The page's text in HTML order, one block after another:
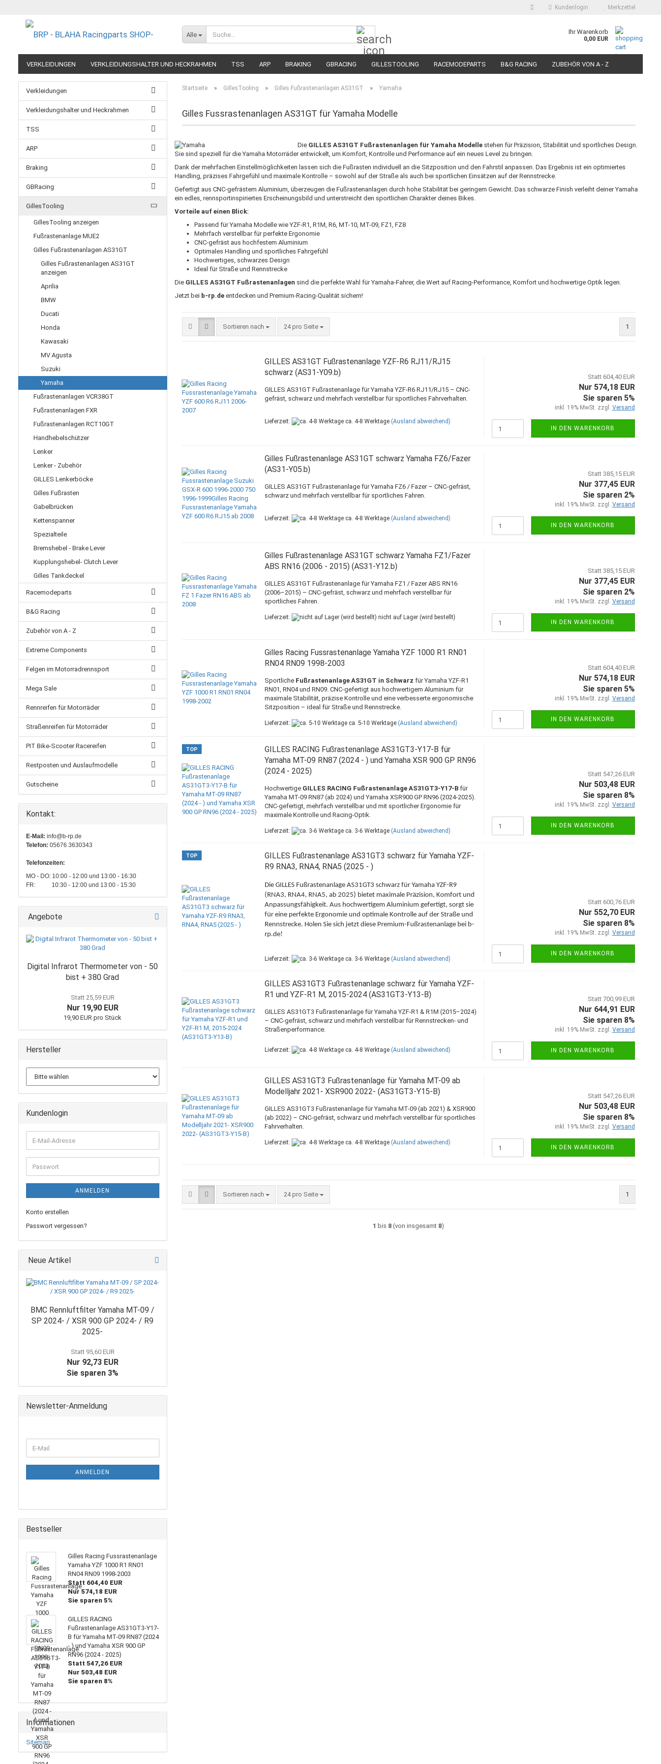
Kundenlogin
Konto erstellen
Passwort vergessen?
Merkzettel
Alle Ihr Warenkorb
0,00 EUR
VERKLEIDUNGEN VERKLEIDUNGSHALTER UND HECKRAHMEN TSS ARP BRAKING GBRACING GILLESTOOLING RACEMODEPARTS B&G RACING ZUBEHÖR VON A - Z
EXTREME COMPONENTS FELGEN IM MOTORRADRENNSPORT MEGA SALE RENNREIFEN FÜR MOTORRÄDER STRASSENREIFEN FÜR MOTORRÄDER
Startseite » GillesTooling » Gilles Fußrastenanlagen AS31GT » Yamaha
Gilles Fussrastenanlagen AS31GT für Yamaha Modelle
Die GILLES AS31GT Fußrastenanlagen für Yamaha Modellestehen für Präzision, Stabilität und sportliches Design.
Sie sind speziell für die Yamaha Motorräder entwickelt, um Komfort, Kontrolle und Performance auf ein neues Level zu bringen.
Dank der mehrfachen Einstellmöglichkeiten lassen sich die Fußrasten individuell an die Sitzposition und den Fahrstil anpassen. Das Ergebnis ist ein optimiertes
Handling, präzises Fahrgefühl und maximale Kontrolle – sowohl auf der Straße als auch bei sportlichen Einsätzen auf der Rennstrecke.
Gefertigt aus CNC-gefrästem Aluminium, überzeugen die Fußrastenanlagen durch hohe Stabilität bei geringem Gewicht. Das schwarze Finish verleiht deiner Yamaha
ein edles, rennsportinspiriertes Erscheinungsbild und unterstreicht den sportlichen Charakter deines Bikes.
Vorteile auf einen Blick:
Passend für Yamaha Modelle wie YZF-R1, R1M, R6, MT-10, MT-09, FZ1, FZ8
Mehrfach verstellbar für perfekte Ergonomie
CNC-gefräst aus hochfestem Aluminium
Optimales Handling und sportliches Fahrgefühl
Hochwertiges, schwarzes Design
Ideal für Straße und Rennstrecke
Die GILLES AS31GT Fußrastenanlagen sind die perfekte Wahl für Yamaha-Fahrer, die Wert auf Racing-Performance, Komfort und hochwertige Optik legen.
Jetzt bei b-rp.deentdecken und Premium-Racing-Qualität sichern!
Sortieren nach
Sortieren nach 24 pro Seite
pro Seite 1
GILLES AS31GT Fußrastenanlage YZF-R6 RJ11/RJ15
schwarz (AS31-Y09.b)
GILLES AS31GT Fußrastenanlage für Yamaha YZF-R6 RJ11/RJ15 – CNC-
gefräst, schwarz und mehrfach verstellbar für sportliches Fahrverhalten.
Lieferzeit: ca. 4-8 Werktage (Ausland abweichend)
Statt 604,40 EUR
Nur 574,18 EUR
Sie sparen 5%
inkl. 19% MwSt. zzgl. Versand
IN DEN WARENKORB
Gilles Fußrastenanlage AS31GT schwarz Yamaha FZ6/Fazer
(AS31-Y05.b)
GILLES AS31GT Fußrastenanlage für Yamaha FZ6 / Fazer – CNC-gefräst,
schwarz und mehrfach verstellbar für sportliches Fahren.
Lieferzeit: ca. 4-8 Werktage (Ausland abweichend)
Statt 385,15 EUR
Nur 377,45 EUR
Sie sparen 2%
inkl. 19% MwSt. zzgl. Versand
IN DEN WARENKORB
Gilles Fußrastenanlage AS31GT schwarz Yamaha FZ1/Fazer
ABS RN16 (2006 - 2015) (AS31-Y12.b)
GILLES AS31GT Fußrastenanlage für Yamaha FZ1 / Fazer ABS RN16
(2006–2015) – CNC-gefräst, schwarz und mehrfach verstellbar für
sportliches Fahren.
Lieferzeit: nicht auf Lager (wird bestellt)
Statt 385,15 EUR
Nur 377,45 EUR
Sie sparen 2%
inkl. 19% MwSt. zzgl. Versand
IN DEN WARENKORB
Gilles Racing Fussrastenanlage Yamaha YZF 1000 R1 RN01
RN04 RN09 1998-2003
Sportliche Fußrastenanlage AS31GT in Schwarz für Yamaha YZF-R1
RN01, RN04 und RN09. CNC-gefertigt aus hochwertigem Aluminium für
maximale Stabilität, präzise Kontrolle und eine verbesserte ergonomische
Sitzposition – ideal für Straße und Rennstrecke.
Lieferzeit: ca. 5-10 Werktage (Ausland abweichend)
Statt 604,40 EUR
Nur 574,18 EUR
Sie sparen 5%
inkl. 19% MwSt. zzgl. Versand
IN DEN WARENKORB
TOP
GILLES RACING Fußrastenanlage AS31GT3-Y17-B für
Yamaha MT-09 RN87 (2024 - ) und Yamaha XSR 900 GP RN96
(2024 - 2025)
Hochwertige GILLES RACING Fußrastenanlage AS31GT3-Y17-Bfür
Yamaha MT-09 RN87 (ab 2024) und Yamaha XSR900 GP RN96 (2024-2025).
CNC-gefertigt, mehrfach verstellbar und mit sportlicher Ergonomie für
maximale Kontrolle und Racing-Optik.
Lieferzeit: ca. 3-6 Werktage (Ausland abweichend)
Statt 547,26 EUR
Nur 503,48 EUR
Sie sparen 8%
inkl. 19% MwSt. zzgl. Versand
IN DEN WARENKORB
TOP
GILLES Fußrastenanlage AS31GT3 schwarz für Yamaha YZF-
R9 RNA3, RNA4, RNA5 (2025 - )
Die GILLES Fußrastenanlage AS31GT3 schwarz für Yamaha YZF-R9
(RNA3, RNA4, RNA5, ab 2025) bietet maximale Präzision, Komfort und
Anpassungsfähigkeit. Aus hochwertigem Aluminium gefertigt, sorgt sie
für eine perfekte Ergonomie und optimale Kontrolle auf der Straße und
Rennstrecke. Holen Sie sich jetzt diese Premium-Fußrastenanlage bei b-
rp.de!
Lieferzeit: ca. 3-6 Werktage (Ausland abweichend)
Statt 600,76 EUR
Nur 552,70 EUR
Sie sparen 8%
inkl. 19% MwSt. zzgl. Versand
IN DEN WARENKORB
GILLES AS31GT3 Fußrastenanlage schwarz für Yamaha YZF-
R1 und YZF-R1 M, 2015-2024 (AS31GT3-Y13-B)
GILLES AS31GT3 Fußrastenanlage für Yamaha YZF-R1 & R1M (2015–2024)
– CNC-gefräst, schwarz und mehrfach verstellbar für Rennstrecken- und
Straßenperformance.
Lieferzeit: ca. 4-8 Werktage (Ausland abweichend)
Statt 700,99 EUR
Nur 644,91 EUR
Sie sparen 8%
inkl. 19% MwSt. zzgl. Versand
IN DEN WARENKORB
GILLES AS31GT3 Fußrastenanlage für Yamaha MT-09 ab
Modelljahr 2021- XSR900 2022- (AS31GT3-Y15-B)
GILLES AS31GT3 Fußrastenanlage für Yamaha MT-09 (ab 2021) & XSR900
(ab 2022) – CNC-gefräst, schwarz und mehrfach verstellbar für sportliches
Fahrverhalten.
Lieferzeit: ca. 4-8 Werktage (Ausland abweichend)
Statt 547,26 EUR
Nur 503,48 EUR
Sie sparen 8%
inkl. 19% MwSt. zzgl. Versand
IN DEN WARENKORB
Sortieren nach
Sortieren nach 24 pro Seite
pro Seite 1
1 bis 8 (von insgesamt 8)
Verkleidungen
Verkleidungshalter und Heckrahmen
TSS
ARP
Braking
GBRacing
GillesTooling
GillesTooling anzeigen
Fußrastenanlage MUE2
Gilles Fußrastenanlagen AS31GT
Gilles Fußrastenanlagen AS31GT
anzeigen
Aprilia
BMW
Ducati
Honda
Kawasaki
MV Agusta
Suzuki
Yamaha
Fußrastenanlagen VCR38GT
Fußrastenanlagen FXR
Fußrastenanlagen RCT10GT
Handhebelschützer
Lenker
Lenker - Zubehör
GILLES Lenkerböcke
Gilles Fußrasten
Gabelbrücken
Kettenspanner
Spezialteile
Bremshebel - Brake Lever
Kupplungshebel- Clutch Lever
Gilles Tankdeckel
Racemodeparts
B&G Racing
Zubehör von A - Z
Extreme Components
Felgen im Motorradrennsport
Mega Sale
Rennreifen für Motorräder
Straßenreifen für Motorräder
PIT Bike-Scooter Racereifen
Restposten und Auslaufmodelle
Gutscheine
Kontakt:
E-Mail: info@b-rp.de
Telefon: 05676 3630343
Telefonzeiten:
MO - DO: 10:00 - 12:00 und 13:00 - 16:30
FR: 10:30 - 12:00 und 13:00 - 15:30
Angebote
Digital Infrarot Thermometer von - 50
bist + 380 Grad
Statt 25,59 EUR
Nur 19,90 EUR
19,90 EUR pro Stück
Hersteller
Kundenlogin
E-
Mail-
Adresse
Passwort
ANMELDEN
Konto erstellen
Passwort vergessen?
Neue Artikel
BMC Rennluftfilter Yamaha MT-09 /
SP 2024- / XSR 900 GP 2024- / R9
2025-
Statt 95,60 EUR
Nur 92,73 EUR
Sie sparen 3%
Newsletter-Anmeldung
ZUR
E-
Mail
ANMELDEN
Bestseller
Gilles Racing Fussrastenanlage
Yamaha YZF 1000 R1 RN01
RN04 RN09 1998-2003
Statt 604,40 EUR
Nur 574,18 EUR
Sie sparen 5%
GILLES RACING
Fußrastenanlage AS31GT3-Y17-
B für Yamaha MT-09 RN87 (2024
- ) und Yamaha XSR 900 GP
RN96 (2024 - 2025)
Statt 547,26 EUR
Nur 503,48 EUR
Sie sparen 8%
Informationen
Sitemap